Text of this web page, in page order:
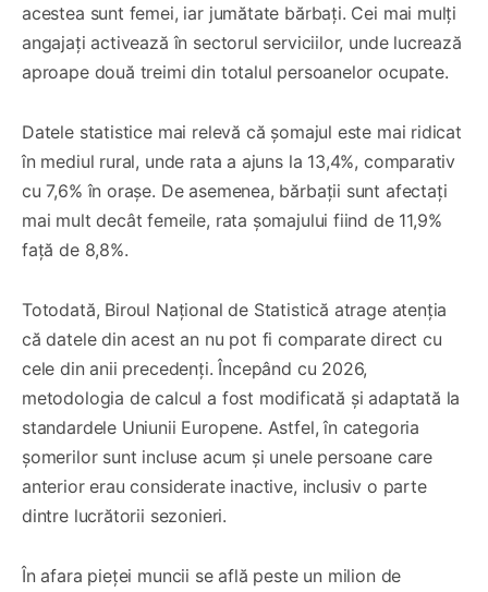
acestea sunt femei, iar jumătate bărbați. Cei mai mulți
angajați activează în sectorul serviciilor, unde lucrează
aproape două treimi din totalul persoanelor ocupate.
Datele statistice mai relevă că șomajul este mai ridicat
în mediul rural, unde rata a ajuns la 13,4%, comparativ
cu 7,6% în orașe. De asemenea, bărbații sunt afectați
mai mult decât femeile, rata șomajului fiind de 11,9%
față de 8,8%.
Totodată, Biroul Național de Statistică atrage atenția
că datele din acest an nu pot fi comparate direct cu
cele din anii precedenți. Începând cu 2026,
metodologia de calcul a fost modificată și adaptată la
standardele Uniunii Europene. Astfel, în categoria
șomerilor sunt incluse acum și unele persoane care
anterior erau considerate inactive, inclusiv o parte
dintre lucrătorii sezonieri.
În afara pieței muncii se află peste un milion de